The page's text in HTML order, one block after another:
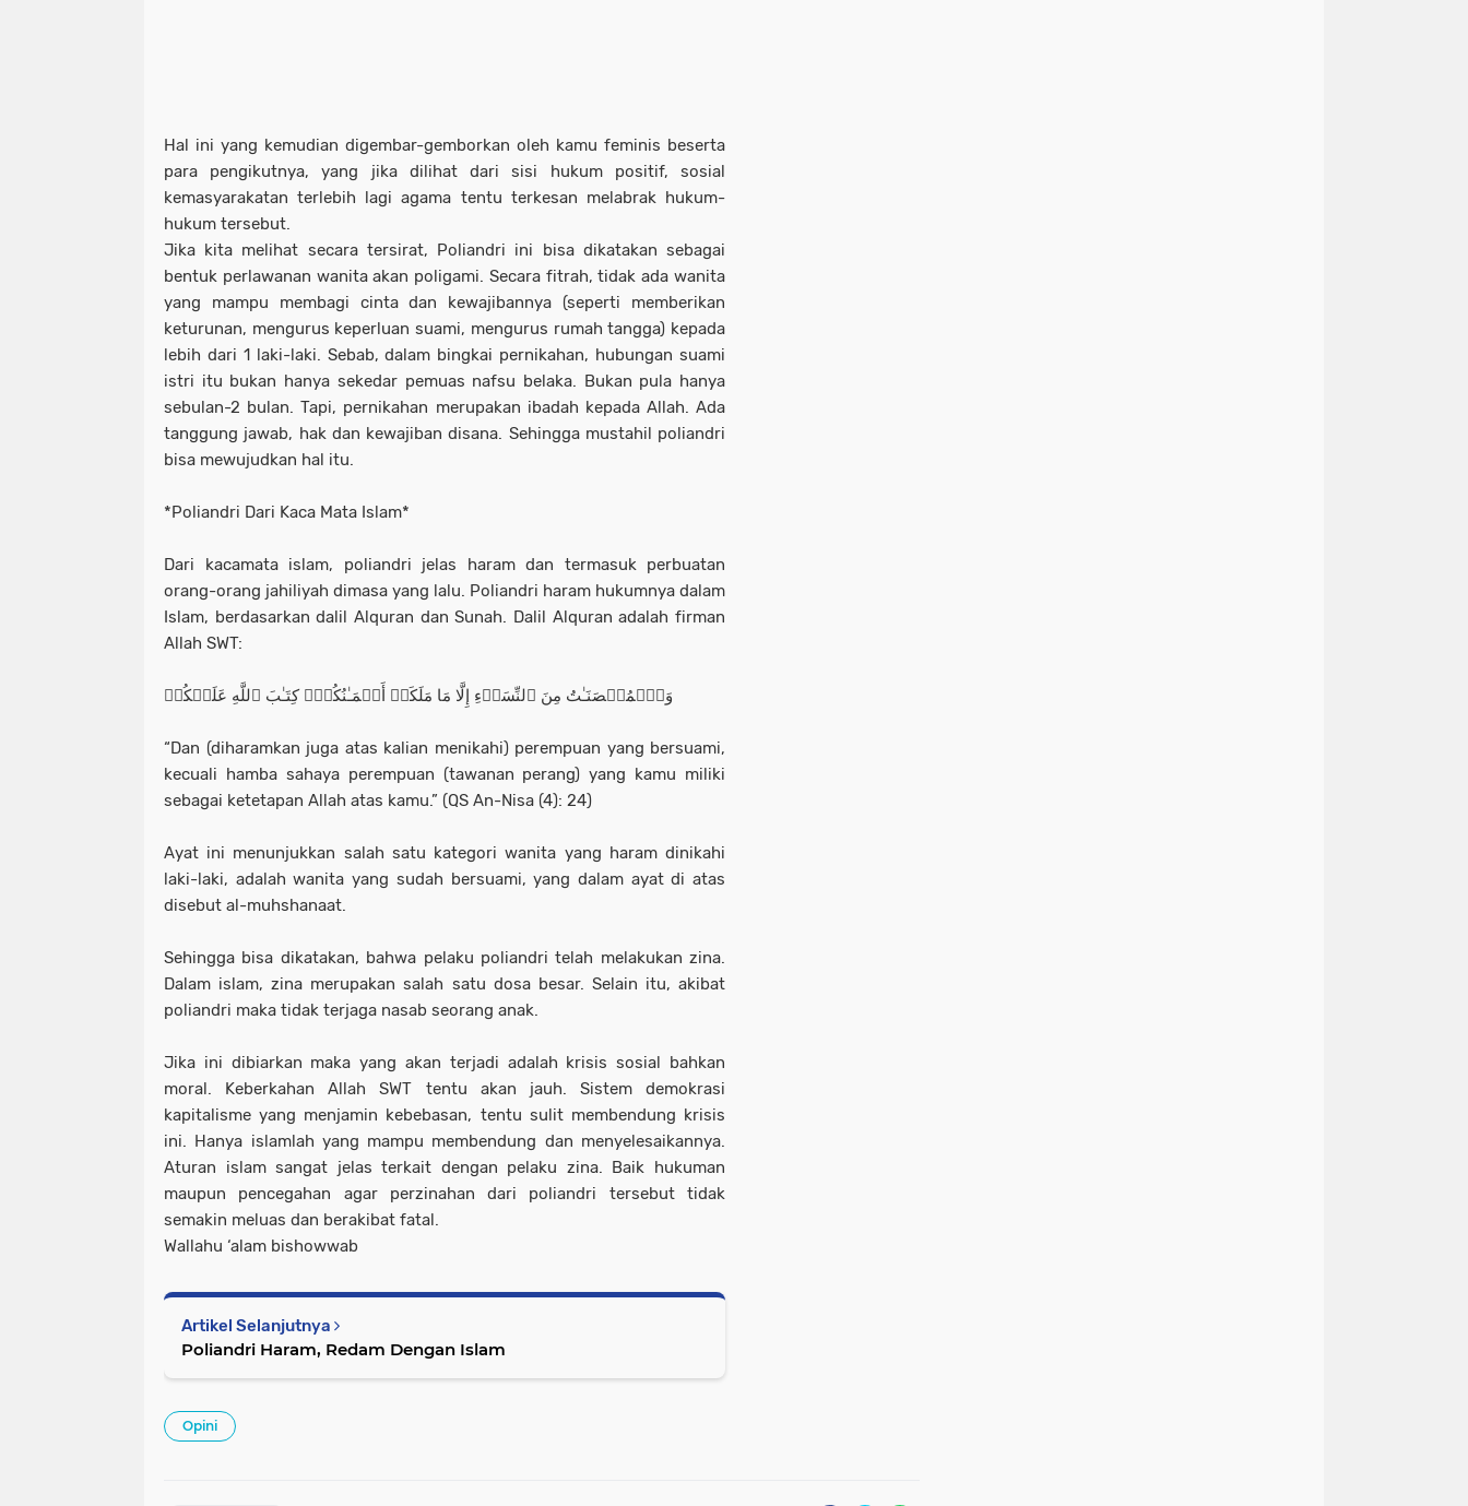
Hal ini yang kemudian digembar-gemborkan oleh kamu feminis beserta
para pengikutnya, yang jika dilihat dari sisi hukum positif, sosial
kemasyarakatan terlebih lagi agama tentu terkesan melabrak hukum-
hukum tersebut.
Jika kita melihat secara tersirat, Poliandri ini bisa dikatakan sebagai
bentuk perlawanan wanita akan poligami. Secara fitrah, tidak ada wanita
yang mampu membagi cinta dan kewajibannya (seperti memberikan
keturunan, mengurus keperluan suami, mengurus rumah tangga) kepada
lebih dari 1 laki-laki. Sebab, dalam bingkai pernikahan, hubungan suami
istri itu bukan hanya sekedar pemuas nafsu belaka. Bukan pula hanya
sebulan-2 bulan. Tapi, pernikahan merupakan ibadah kepada Allah. Ada
tanggung jawab, hak dan kewajiban disana. Sehingga mustahil poliandri
bisa mewujudkan hal itu.
*Poliandri Dari Kaca Mata Islam*
Dari kacamata islam, poliandri jelas haram dan termasuk perbuatan
orang-orang jahiliyah dimasa yang lalu. Poliandri haram hukumnya dalam
Islam, berdasarkan dalil Alquran dan Sunah. Dalil Alquran adalah firman
Allah SWT:
وَٱلۡمُحۡصَنَـٰتُ مِنَ ٱلنِّسَاۤءِ إِلَّا مَا مَلَكَتۡ أَیۡمَـٰنُكُمۡۖ كِتَـٰبَ ٱللَّهِ عَلَیۡكُمۡ
“Dan (diharamkan juga atas kalian menikahi) perempuan yang bersuami,
kecuali hamba sahaya perempuan (tawanan perang) yang kamu miliki
sebagai ketetapan Allah atas kamu.” (QS An-Nisa (4): 24)
Ayat ini menunjukkan salah satu kategori wanita yang haram dinikahi
laki-laki, adalah wanita yang sudah bersuami, yang dalam ayat di atas
disebut al-muhshanaat.
Sehingga bisa dikatakan, bahwa pelaku poliandri telah melakukan zina.
Dalam islam, zina merupakan salah satu dosa besar. Selain itu, akibat
poliandri maka tidak terjaga nasab seorang anak.
Jika ini dibiarkan maka yang akan terjadi adalah krisis sosial bahkan
moral. Keberkahan Allah SWT tentu akan jauh. Sistem demokrasi
kapitalisme yang menjamin kebebasan, tentu sulit membendung krisis
ini. Hanya islamlah yang mampu membendung dan menyelesaikannya.
Aturan islam sangat jelas terkait dengan pelaku zina. Baik hukuman
maupun pencegahan agar perzinahan dari poliandri tersebut tidak
semakin meluas dan berakibat fatal.
Wallahu ‘alam bishowwab
Artikel Selanjutnya
Poliandri Haram, Redam Dengan Islam
Opini